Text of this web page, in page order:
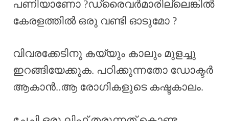
പണിയാണോ ?ഡ്രൈവർമാരില്ലെങ്കിൽ
കേരളത്തിൽ ഒരു വണ്ടി ഓടുമോ ?
വിവരക്കേടിനു കയ്യും കാലും മുളച്ചു
ഇറങ്ങിയേക്കുക. പഠിക്കുന്നതോ ഡോക്ടർ
ആകാൻ..ആ രോഗികളുടെ കഷ്ടകാലം.